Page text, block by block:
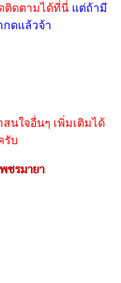
ติดตามได้ที่นี่ แต่ถ้ามี
ดแล้วจ้า
นใจอื่นๆ เพิ่มเติมได้
รับ
พชรมายา